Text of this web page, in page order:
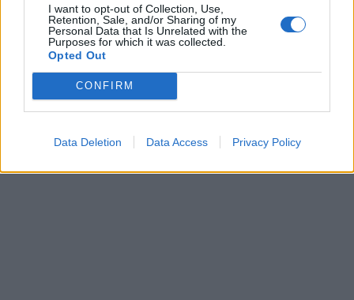
I want to opt-out of Collection, Use,
Retention, Sale, and/or Sharing of my
Personal Data that Is Unrelated with the
Purposes for which it was collected.
Opted Out
CONFIRM
Data Deletion Data Access Privacy Policy
Mali oglasi
Kdo smo
Oglaševanje
Izjava o dostopnosti